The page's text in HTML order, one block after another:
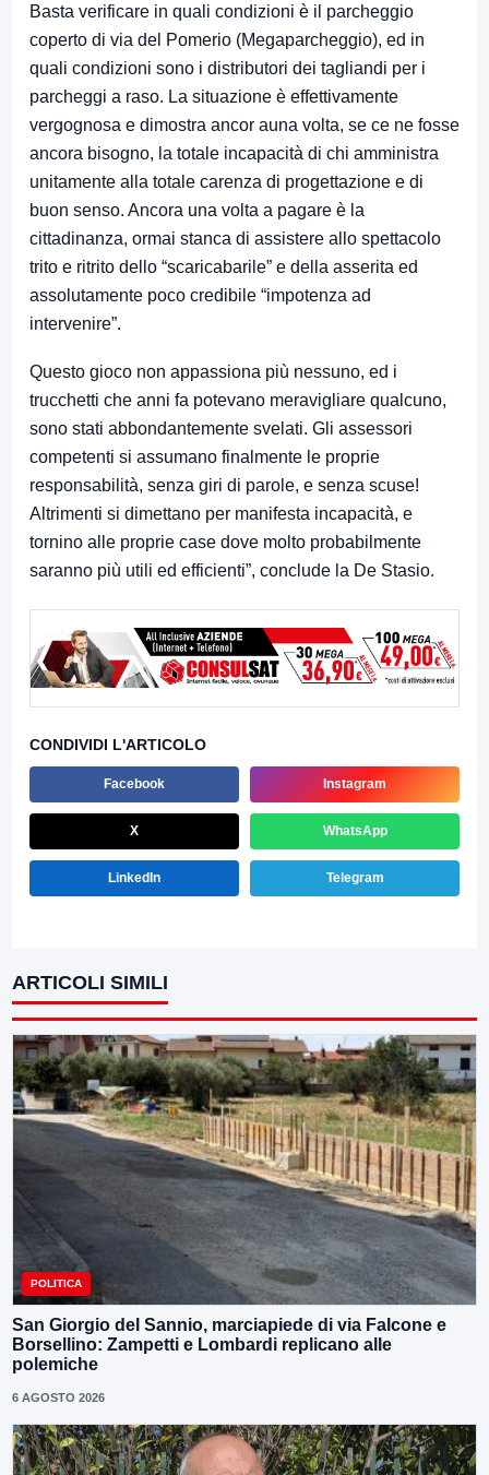
Basta verificare in quali condizioni è il parcheggio
coperto di via del Pomerio (Megaparcheggio), ed in
quali condizioni sono i distributori dei tagliandi per i
parcheggi a raso. La situazione è effettivamente
vergognosa e dimostra ancor auna volta, se ce ne fosse
ancora bisogno, la totale incapacità di chi amministra
unitamente alla totale carenza di progettazione e di
buon senso. Ancora una volta a pagare è la
cittadinanza, ormai stanca di assistere allo spettacolo
trito e ritrito dello “scaricabarile” e della asserita ed
assolutamente poco credibile “impotenza ad
intervenire”.
Questo gioco non appassiona più nessuno, ed i
trucchetti che anni fa potevano meravigliare qualcuno,
sono stati abbondantemente svelati. Gli assessori
competenti si assumano finalmente le proprie
responsabilità, senza giri di parole, e senza scuse!
Altrimenti si dimettano per manifesta incapacità, e
tornino alle proprie case dove molto probabilmente
saranno più utili ed efficienti”, conclude la De Stasio.
CONDIVIDI L'ARTICOLO
Facebook Instagram
X WhatsApp
LinkedIn Telegram
ARTICOLI SIMILI
POLITICA
San Giorgio del Sannio, marciapiede di via Falcone e
Borsellino: Zampetti e Lombardi replicano alle
polemiche
6 AGOSTO 2026